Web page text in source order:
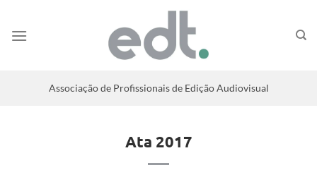
Associação de Profissionais de Edição Audiovisual
Ata 2017